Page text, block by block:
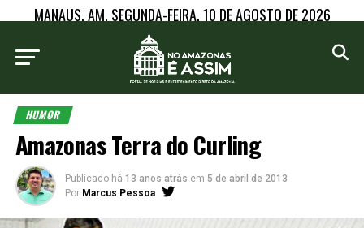
MANAUS, AM, SEGUNDA-FEIRA, 10 DE AGOSTO DE 2026
HUMOR
Amazonas Terra do Curling
Publicado há 13 anos atrás em 5 de abril de 2013
Por Marcus Pessoa